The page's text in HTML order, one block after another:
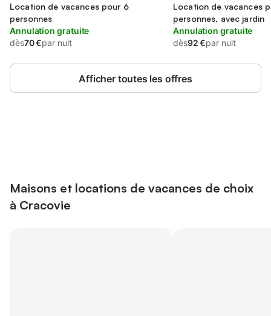
Location de vacances pour 6
personnes
Annulation gratuite
dès70 €par nuit
Location de vacances
personnes, avec jardin
Annulation gratuite
dès92 €par nuit
Afficher toutes les offres
Maisons et locations de vacances de choix
à Cracovie